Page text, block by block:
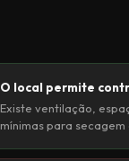
O local permite
Existe ventilação,
mínimas para secagem